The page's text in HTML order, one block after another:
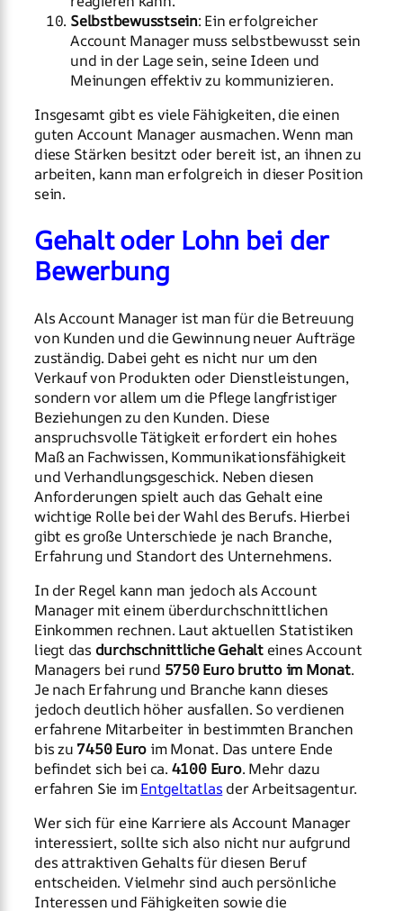
Selbstbewusstsein: Ein erfolgreicher
Account Manager muss selbstbewusst sein
und in der Lage sein, seine Ideen und
Meinungen effektiv zu kommunizieren.
Insgesamt gibt es viele Fähigkeiten, die einen
guten Account Manager ausmachen. Wenn man
diese Stärken besitzt oder bereit ist, an ihnen zu
arbeiten, kann man erfolgreich in dieser Position
sein.
Gehalt oder Lohn bei der
Bewerbung
Als Account Manager ist man für die Betreuung
von Kunden und die Gewinnung neuer Aufträge
zuständig. Dabei geht es nicht nur um den
Verkauf von Produkten oder Dienstleistungen,
sondern vor allem um die Pflege langfristiger
Beziehungen zu den Kunden. Diese
anspruchsvolle Tätigkeit erfordert ein hohes
Maß an Fachwissen, Kommunikationsfähigkeit
und Verhandlungsgeschick. Neben diesen
Anforderungen spielt auch das Gehalt eine
wichtige Rolle bei der Wahl des Berufs. Hierbei
gibt es große Unterschiede je nach Branche,
Erfahrung und Standort des Unternehmens.
In der Regel kann man jedoch als Account
Manager mit einem überdurchschnittlichen
Einkommen rechnen. Laut aktuellen Statistiken
liegt das durchschnittliche Gehalteines Account
Managers bei rund 5750 Euro brutto im Monat.
Je nach Erfahrung und Branche kann dieses
jedoch deutlich höher ausfallen. So verdienen
erfahrene Mitarbeiter in bestimmten Branchen
bis zu 7450 Euroim Monat. Das untere Ende
befindet sich bei ca. 4100 Euro. Mehr dazu
erfahren Sie imEntgeltatlas der Arbeitsagentur.
Wer sich für eine Karriere als Account Manager
interessiert, sollte sich also nicht nur aufgrund
des attraktiven Gehalts für diesen Beruf
entscheiden. Vielmehr sind auch persönliche
Interessen und Fähigkeiten sowie die